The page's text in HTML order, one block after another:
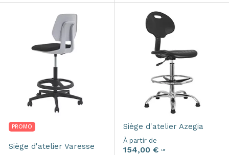
PROMO
Siège d'atelier Varesse
Siège d'atelier Azegia
À partir de
154,00 € HT